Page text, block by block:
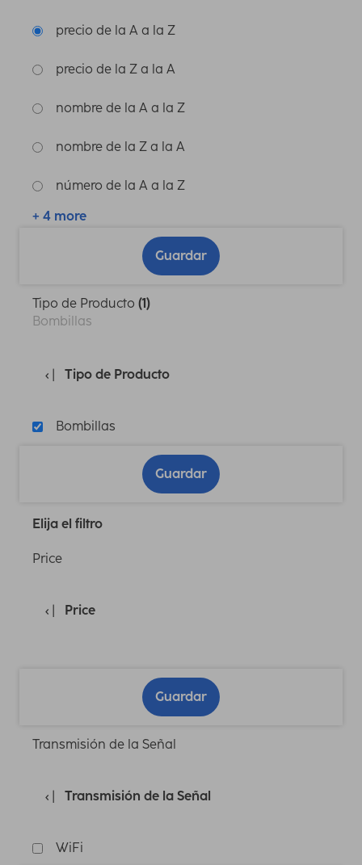
precio de la A a la Z
precio de la Z a la A
nombre de la A a la Z
nombre de la Z a la A
número de la A a la Z
+ 4 more
Guardar
Tipo de Producto (1)
Bombillas
Tipo de Producto
Bombillas
Guardar
Elija el filtro
Price
Price
Guardar
Transmisión de la Señal
Transmisión de la Señal
WiFi